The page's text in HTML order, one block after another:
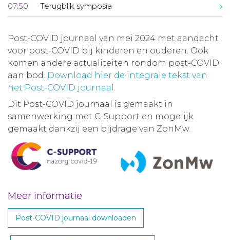
07:50 Terugblik symposia
Post-COVID journaal van mei 2024 met aandacht
voor post-COVID bij kinderen en ouderen. Ook
komen andere actualiteiten rondom post-COVID
aan bod. Download hier de integrale tekst van
het Post-COVID journaal.
Dit Post-COVID journaal is gemaakt in
samenwerking met C-Support en mogelijk
gemaakt dankzij een bijdrage van ZonMw.
Meer informatie
Post-COVID journaal downloaden